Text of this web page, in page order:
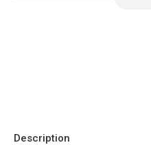
Description